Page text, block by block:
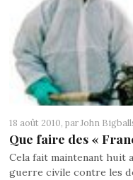
18 août 2010, parJohn
Que faire des «
Cela fait maintenant huit
guerre civile contre les